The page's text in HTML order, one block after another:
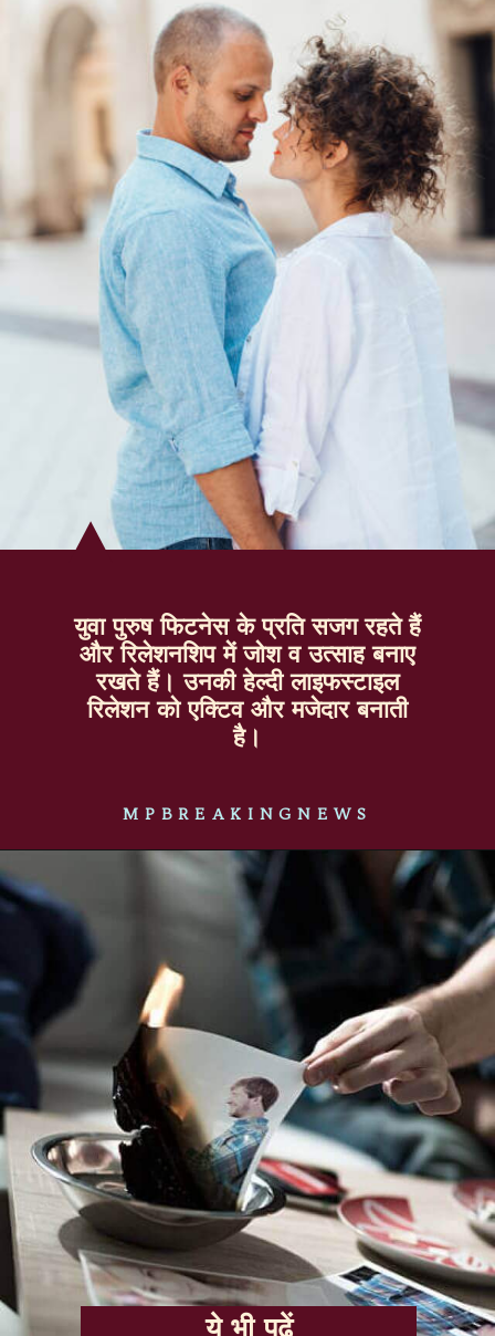
MPBREAKINGNEWS
युवा पुरुष फिटनेस के प्रति सजग रहते हैं
और रिलेशनशिप में जोश व उत्साह बनाए
रखते हैं। उनकी हेल्दी लाइफस्टाइल
रिलेशन को एक्टिव और मजेदार बनाती
है।
ये भी पढ़ें